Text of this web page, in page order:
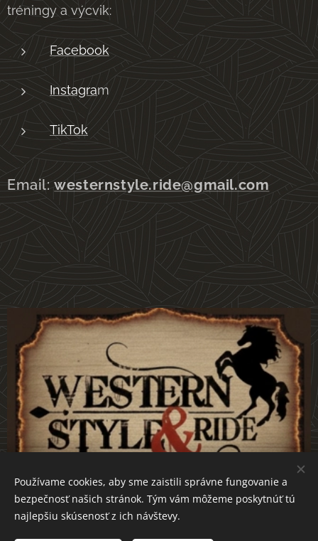
tréningy a výcvik:
Facebook
Instagram
TikTok
Email:westernstyle.ride@gmail.com
Používame cookies, aby sme zaistili správne fungovanie a
bezpečnosť našich stránok. Tým vám môžeme poskytnúť tú
najlepšiu skúsenosť z ich návštevy.